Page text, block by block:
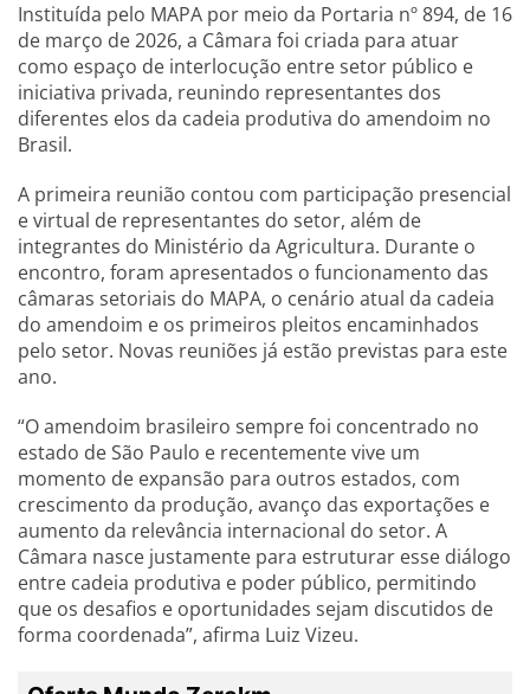
Instituída pelo MAPA por meio da Portaria nº 894, de 16
de março de 2026, a Câmara foi criada para atuar
como espaço de interlocução entre setor público e
iniciativa privada, reunindo representantes dos
diferentes elos da cadeia produtiva do amendoim no
Brasil.
A primeira reunião contou com participação presencial
e virtual de representantes do setor, além de
integrantes do Ministério da Agricultura. Durante o
encontro, foram apresentados o funcionamento das
câmaras setoriais do MAPA, o cenário atual da cadeia
do amendoim e os primeiros pleitos encaminhados
pelo setor. Novas reuniões já estão previstas para este
ano.
“O amendoim brasileiro sempre foi concentrado no
estado de São Paulo e recentemente vive um
momento de expansão para outros estados, com
crescimento da produção, avanço das exportações e
aumento da relevância internacional do setor. A
Câmara nasce justamente para estruturar esse diálogo
entre cadeia produtiva e poder público, permitindo
que os desafios e oportunidades sejam discutidos de
forma coordenada”, afirma Luiz Vizeu.